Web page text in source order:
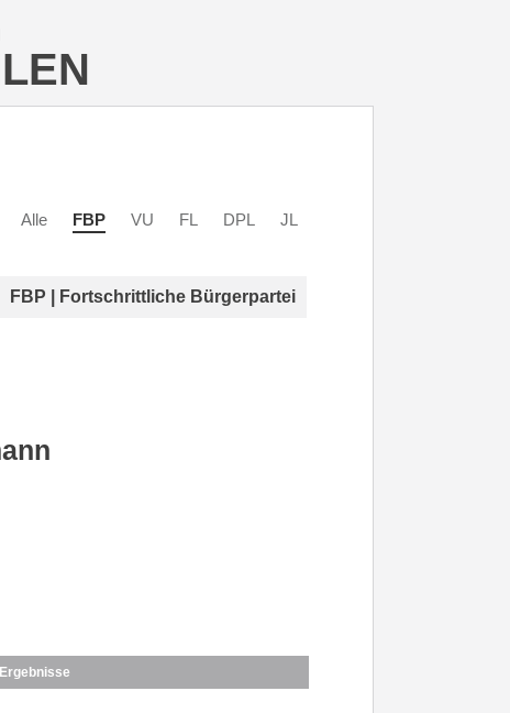
Alle FBP VU FL DPL JL
FBP | Fortschrittliche Bürgerpartei
Ergebnisse